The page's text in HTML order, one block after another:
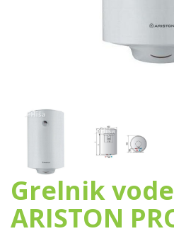
Grelnik
ARISTON